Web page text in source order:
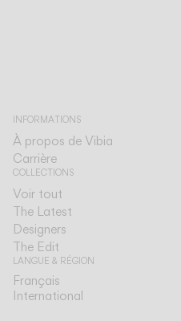
INFORMATIONS
À propos de Vibia
Carrière
COLLECTIONS
Voir tout
The Latest
Designers
The Edit
LANGUE & RÉGION
Français
International